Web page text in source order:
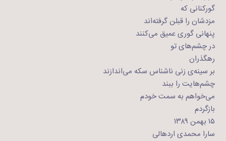
گورکنانی که
مزدشان را قبلن گرفته‌اند
پنهانی گوری عمیق می‌کنند
در چشم‌های تو
رهگذران
بر سینه‌ی زنی ناشناس سکه می‌اندازند
چشم‌هایت را ببند
می‌خواهم به سمت خودم
بازگردم
۱۵ بهمن ۱۳۸۹
سارا محمدی اردهالی